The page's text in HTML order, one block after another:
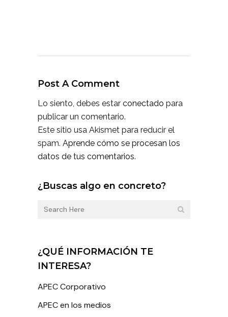
Post A Comment
Lo siento, debes estar conectado para
publicar un comentario.
Este sitio usa Akismet para reducir el
spam. Aprende cómo se procesan los
datos de tus comentarios.
¿Buscas algo en concreto?
¿QUÉ INFORMACIÓN TE
INTERESA?
APEC Corporativo
APEC en los medios